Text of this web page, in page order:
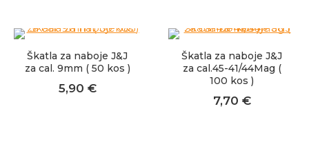
Škatla za naboje J&J
za cal. 9mm ( 50 kos )
5,90 €
Škatla za naboje J&J
za cal.45-41/44Mag (
100 kos )
7,70 €